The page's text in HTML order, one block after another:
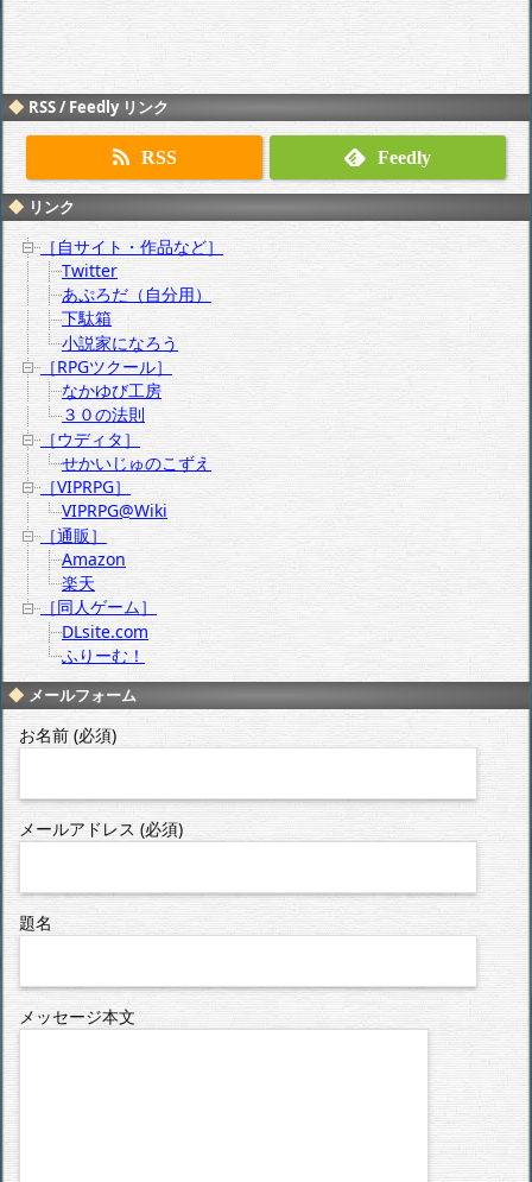
RSS / Feedly リンク
RSS Feedly
リンク
［自サイト・作品など］
Twitter
あぷろだ（自分用）
下駄箱
小説家になろう
［RPGツクール］
なかゆび工房
３０の法則
［ウディタ］
せかいじゅのこずえ
［VIPRPG］
VIPRPG@Wiki
［通販］
Amazon
楽天
［同人ゲーム］
DLsite.com
ふりーむ！
メールフォーム
お名前 (必須)
メールアドレス (必須)
題名
メッセージ本文